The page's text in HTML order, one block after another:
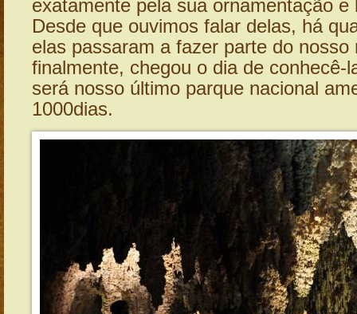
exatamente pela sua ornamentação e
Desde que ouvimos falar delas, há
elas passaram a fazer parte do nosso
finalmente, chegou o dia de conhecê-
será nosso último parque nacional
1000dias.